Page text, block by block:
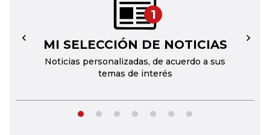
1
MI SELECCIÓN DE NOTICIAS
Noticias personalizadas, de acuerdo a sus
temas de interés
← →